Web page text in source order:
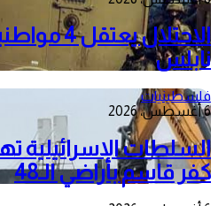
الاحتلال
نابلس
فلسطينيات
6 أغسطس، 2026
السلطات الإسرائيلية
كفر قاسم بأراضي الـ48